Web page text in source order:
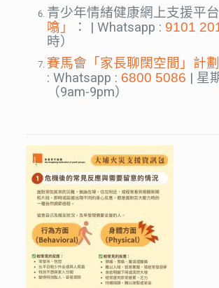
青少年情緒健康網上支援平台
噏」
： |Whatsapp : 9101
時）
賽馬會「家長聊闊空間」計劃
:Whatsapp : 6800 5086 | 星
（9am-9pm）